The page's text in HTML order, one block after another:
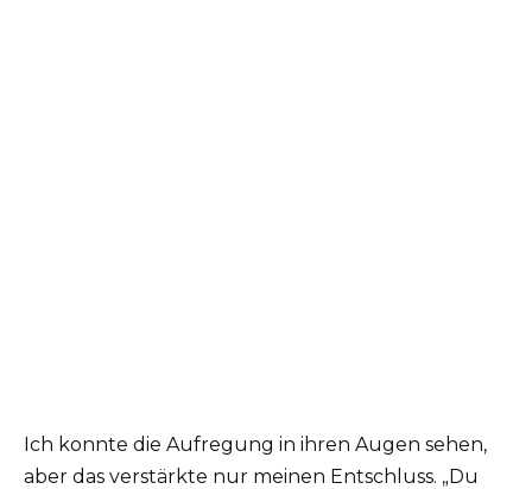
Ich konnte die Aufregung in ihren Augen sehen,
aber das verstärkte nur meinen Entschluss. „Du